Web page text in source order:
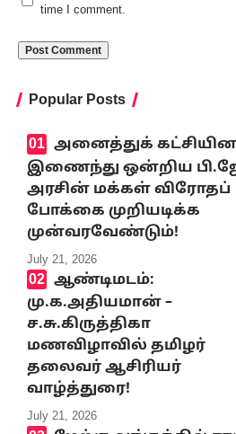
time I comment.
Popular Posts
அனைத்துக்
இணைந்து ஒன்றிய
அரசின் மக்கள் விரோதப்
போக்கை முறியடிக்க
முன்வரவேண்டும்!
July 21, 2026
ஆண்டிமடம்:
மு.க.அதியமான் –
ச.சு.கிருத்திகா
மணவிழாவில் தமிழர்
தலைவர் ஆசிரியர்
வாழ்த்துரை!
July 21, 2026